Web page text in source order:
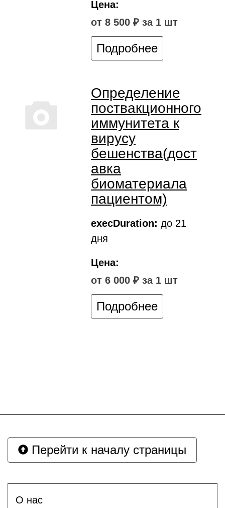
Цена:
от 8 500 ₽ за 1 шт
Подробнее
Определение
поствакционного
иммунитета к
вирусу
бешенства(дост
авка
биоматериала
пациентом)
execDuration: до 21
дня
Цена:
от 6 000 ₽ за 1 шт
Подробнее
Перейти к началу страницы
О нас